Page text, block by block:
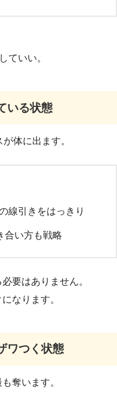
ていい。
いる状態
体に出ます。
線引きをはっきり
合い方も戦略
要はありません。
なります。
ワつく状態
奪います。